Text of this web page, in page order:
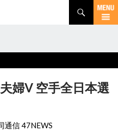
婦V 空手全日本選
通信 47NEWS